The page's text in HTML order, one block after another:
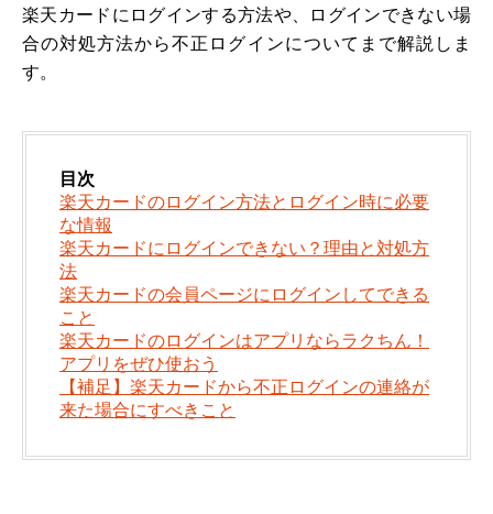
楽天カードにログインする方法や、ログインできない場
合の対処方法から不正ログインについてまで解説しま
す。
目次
楽天カードのログイン方法とログイン時に必要
な情報
楽天カードにログインできない？理由と対処方
法
楽天カードの会員ページにログインしてできる
こと
楽天カードのログインはアプリならラクちん！
アプリをぜひ使おう
【補足】楽天カードから不正ログインの連絡が
来た場合にすべきこと